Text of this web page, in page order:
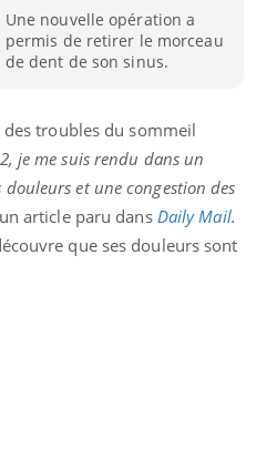
Une nouvelle opération a
permis de retirer le morceau
de dent de son sinus.
troubles du sommeil
je me suis rendu dans un
et une congestion des
article paru dans Daily Mail.
que ses douleurs sont